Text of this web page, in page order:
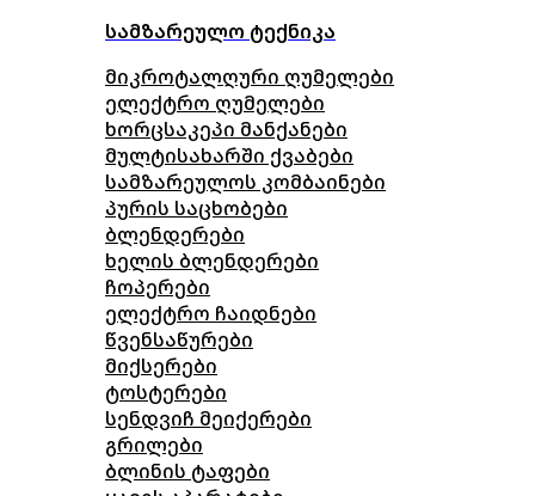
სამზარეულო ტექნიკა
მიკროტალღური ღუმელები
ელექტრო ღუმელები
ხორცსაკეპი მანქანები
მულტისახარში ქვაბები
სამზარეულოს კომბაინები
პურის საცხობები
ბლენდერები
ხელის ბლენდერები
ჩოპერები
ელექტრო ჩაიდნები
წვენსაწურები
მიქსერები
ტოსტერები
სენდვიჩ მეიქერები
გრილები
ბლინის ტაფები